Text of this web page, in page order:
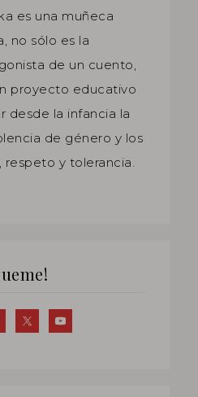
es una muñeca
no sólo es la
de un cuento,
proyecto educativo
desde la infancia la
de género y los
respeto y tolerancia.